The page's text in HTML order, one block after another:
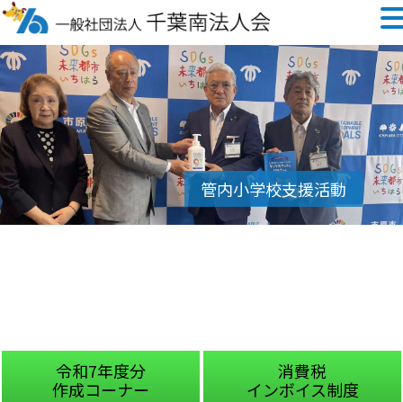
令和7年度分
作成コーナー
消費税
インボイス制度